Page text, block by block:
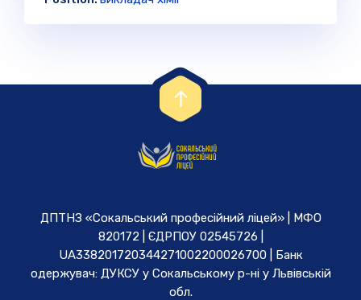
ДПТНЗ «Сокальський професійний ліцей» | МФО
820172 | ЄДРПОУ 02545726 |
UA338201720344271002200026700 | Банк
одержувач: ДУКСУ у Cокальському р-ні у Львівській
обл.